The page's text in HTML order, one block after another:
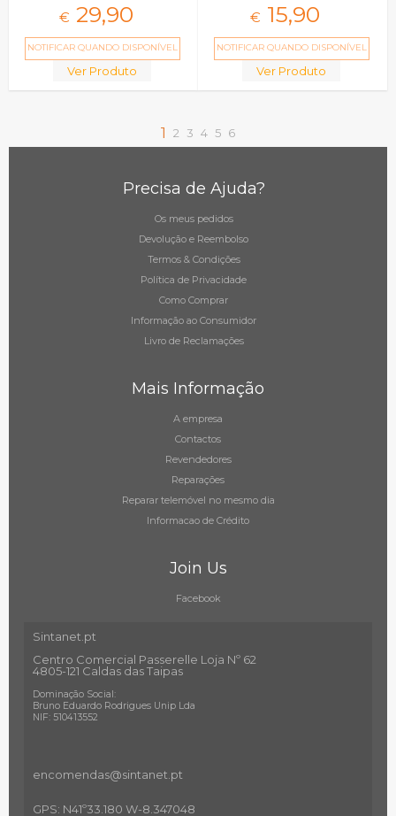
€ 29,90
NOTIFICAR QUANDO DISPONÍVEL
Ver Produto
€ 15,90
NOTIFICAR QUANDO DISPONÍVEL
Ver Produto
1 2 3 4 5 6
Precisa de Ajuda?
Os meus pedidos
Devolução e Reembolso
Termos & Condições
Política de Privacidade
Como Comprar
Informação ao Consumidor
Livro de Reclamações
Mais Informação
A empresa
Contactos
Revendedores
Reparações
Reparar telemóvel no mesmo dia
Informacao de Crédito
Join Us
Facebook
Sintanet.pt
Centro Comercial Passerelle Loja Nº 62
4805-121 Caldas das Taipas
Dominação Social:
Bruno Eduardo Rodrigues Unip Lda
NIF: 510413552
encomendas@sintanet .pt
GPS: N41º33.180 W-8.347048